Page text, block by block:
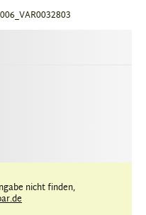
nicht finden,